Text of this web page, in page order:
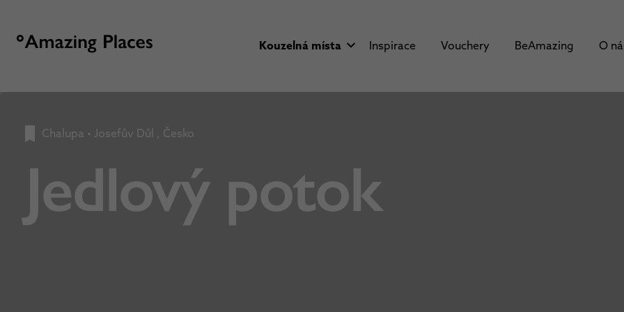
Kouzelná místa Inspirace Vouchery BeAmazing O
Chalupa • Josefův Důl , Česko
Jedlový potok